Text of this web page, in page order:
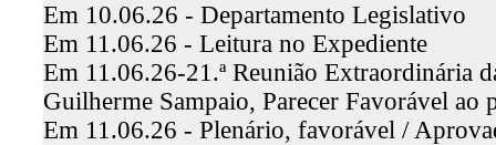
Em 10.06.26 - Departamento Legislativo
Em 11.06.26 - Leitura no Expediente
Em 11.06.26-21.ª Reunião Extraordinária
Guilherme Sampaio, Parecer Favorável ao
Em 11.06.26 - Plenário, favorável /